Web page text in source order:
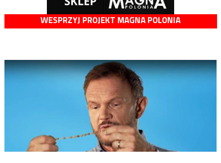
WESPRZYJ PROJEKT MAGNA POLONIA